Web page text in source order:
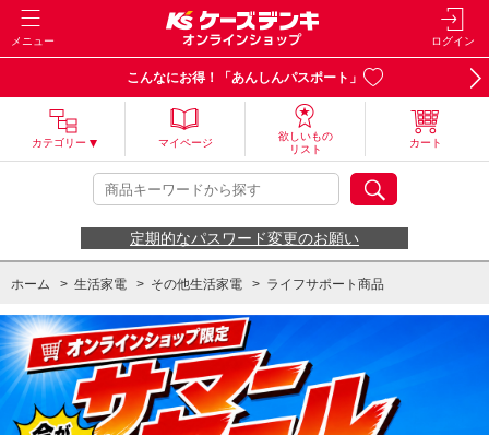
メニュー ログイン
こんなにお得！「あんしんパスポート」
カテゴリー マイページ
欲しいもの
リスト
カート
定期的なパスワード変更のお願い
ホーム > 生活家電 > その他生活家電 > ライフサポート商品
ホーム > 生活家電 > その他生活家電 >
ホーム > 美容・健康家電 > 健康器具・医療機器 ライフサポート商品